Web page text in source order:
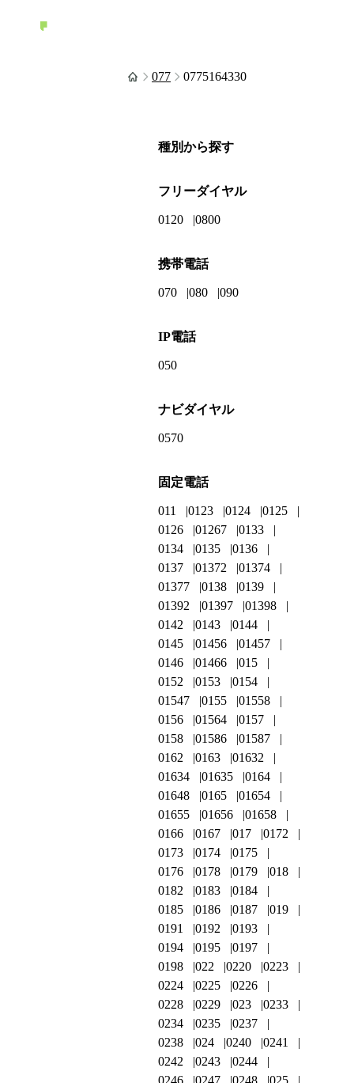
077 0775164330
種別から探す
フリーダイヤル
0120 0800
携帯電話
070 080 090
IP電話
050
ナビダイヤル
0570
固定電話
011 0123 0124
0125
0126
01267
0133
0134
0135
0136
0137
01372
01374
01377
0138
0139
01392
01397
01398
0142
0143
0144
0145
01456
01457
0146
01466
015
0152
0153
0154
01547
0155
01558
0156
01564
0157
0158
01586
01587
0162
0163
01632
01634
01635
0164
01648
0165
01654
01655
01656
01658
0166
0167 017
0172
0173
0174
0175
0176
0178 0179
018
0182
0183
0184
0185
0186 0187
019
0191
0192
0193
0194
0195
0197
0198
022 0220
0223
0224
0225
0226
0228
0229 023
0233
0234
0235
0237
0238
024 0240
0241
0242
0243
0244
0246
0247 0248
025